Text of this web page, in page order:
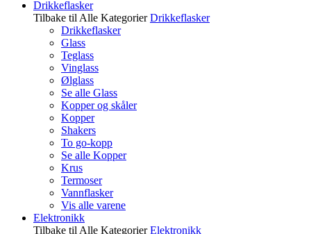
Drikkeflasker
Tilbake til Alle Kategorier Drikkeflasker
Drikkeflasker
Glass
Teglass
Vinglass
Ølglass
Se alle Glass
Kopper og skåler
Kopper
Shakers
To go-kopp
Se alle Kopper
Krus
Termoser
Vannflasker
Vis alle varene
Elektronikk
Tilbake til Alle Kategorier Elektronikk